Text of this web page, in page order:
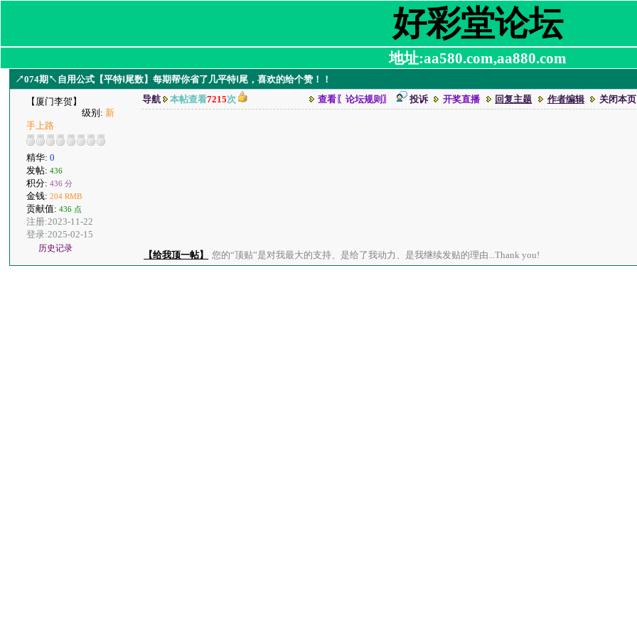
好彩堂论坛
地址:aa580.com,aa880.com
↗074期↖自用公式【平特Ⅰ尾数】每期帮你省了几平特Ⅰ尾，喜欢的给个赞！！
【厦门李贺】
级别: 新
手上路
精华:0
发帖:436
积分:436 分
金钱:204 RMB
贡献值:436 点
注册:2023-11-22
登录:2025-02-15
历史记录
导航 本帖查看7215次 查看〖论坛规则〗 投诉 开奖直播 回复主题 作者编辑 关闭本页
【给我顶一帖】 您的“顶贴”是对我最大的支持、是给了我动力、是我继续发贴的理由...Thank you!